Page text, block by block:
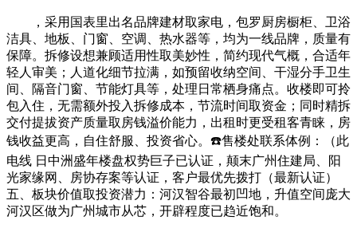
，采用国表里出名品牌建材取家电，包罗厨房橱柜、卫浴
洁具、地板、门窗、空调、热水器等，均为一线品牌，质量有
保障。拆修设想兼顾适用性取美妙性，简约现代气概，合适年
轻人审美；人道化细节拉满，如预留收纳空间、干湿分手卫生
间、隔音门窗、节能灯具等，处理日常栖身痛点。收楼即可拎
包入住，无需额外投入拆修成本，节流时间取资金；同时精拆
交付提拔资产质量取房钱溢价能力，出租时更受租客青睐，房
钱收益更高，自住舒服、投资省心。☎️售楼处联系体例：（此
电线 日中洲盛年楼盘权势巨子已认证，颠末广州住建局、阳
光家缘网、房协存案等认证，客户最优先拨打（最新认证）
五、板块价值取投资潜力：河汉智谷最初凹地，升值空间庞大
河汉区做为广州城市从芯，开辟程度已趋近饱和。